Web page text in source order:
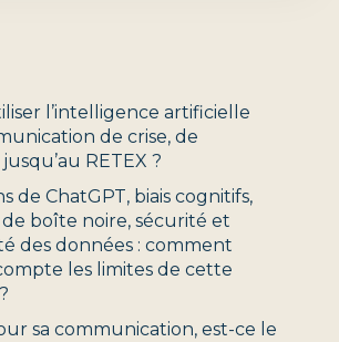
l’intelligence artificielle
de crise, de
RETEX ?
de ChatGPT, biais cognitifs,
boîte noire, sécurité et
des données : comment
les limites de cette
sa communication, est-ce le